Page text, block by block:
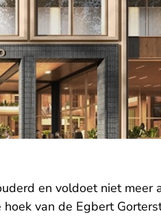
en voldoet niet meer
van de Egbert